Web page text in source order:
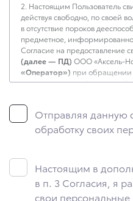
2. Настоящим Пользователь
действуя свободно, по своей
в отсутствие пороков
предметное,
Согласие на предоставление
(далее — ПД) ООО «Аксель-
«Оператор») при обращении
посредствомaxsel-toyota.ru
ООО «Трейдинс.ру» (ИНН:
муниципальный округ
инновационного центра,
функционально
обеспечением ООО
возможности коммуникации
способами, доступными на
Отправляя данную
обработку своих
Настоящим в
в п. 3 Согласия, я
свои